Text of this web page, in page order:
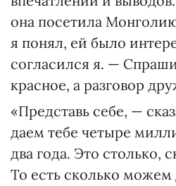
она посетила
я понял, ей было
согласился я. —
красное, а разговор
«Представь себе, —
даем тебе четыре
два года. Это столько,
То есть сколько можем